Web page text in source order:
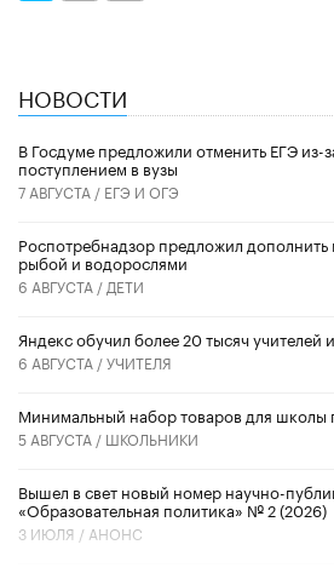
НОВОСТИ
В Госдуме предложили отменить ЕГЭ из-
поступлением в вузы
7 АВГУСТА / ЕГЭ И ОГЭ
Роспотребнадзор предложил
рыбой и водорослями
6 АВГУСТА / ДЕТИ
​Яндекс обучил более 20 тысяч учителей
6 АВГУСТА /УЧИТЕЛЯ
Минимальный набор товаров для школы
5 АВГУСТА / ШКОЛЬНИКИ
Вышел в свет новый номер научно-
«Образовательная политика» № 2 (2026)
3 ИЮЛЯ / АНОНС